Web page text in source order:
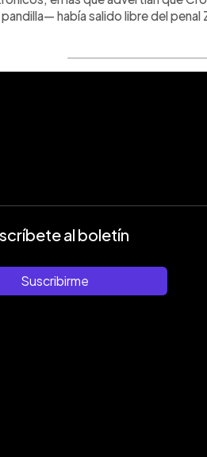
pandilla— había salido libre del
al boletín
Suscribirme